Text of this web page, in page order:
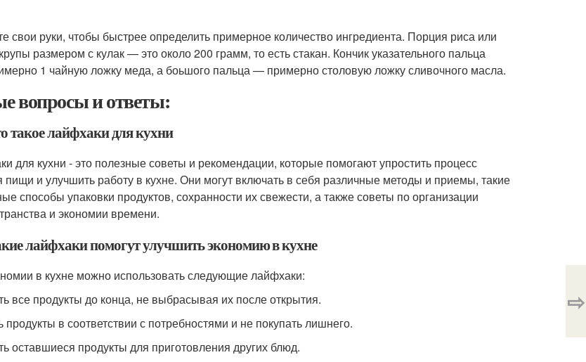
свои руки, чтобы быстрее определить примерное количество ингредиента. Порция риса или
размером с кулак — это около 200 грамм, то есть стакан. Кончик указательного пальца
1 чайную ложку меда, а боьшого пальца — примерно столовую ложку сливочного масла.
вопросы и ответы:
такое лайфхаки для кухни
для кухни - это полезные советы и рекомендации, которые помогают упростить процесс
пищи и улучшить работу в кухне. Они могут включать в себя различные методы и приемы, такие
способы упаковки продуктов, сохранности их свежести, а также советы по организации
и экономии времени.
лайфхаки помогут улучшить экономию в кухне
в кухне можно использовать следующие лайфхаки:
все продукты до конца, не выбрасывая их после открытия.
продукты в соответствии с потребностями и не покупать лишнего.
оставшиеся продукты для приготовления других блюд.
⇨